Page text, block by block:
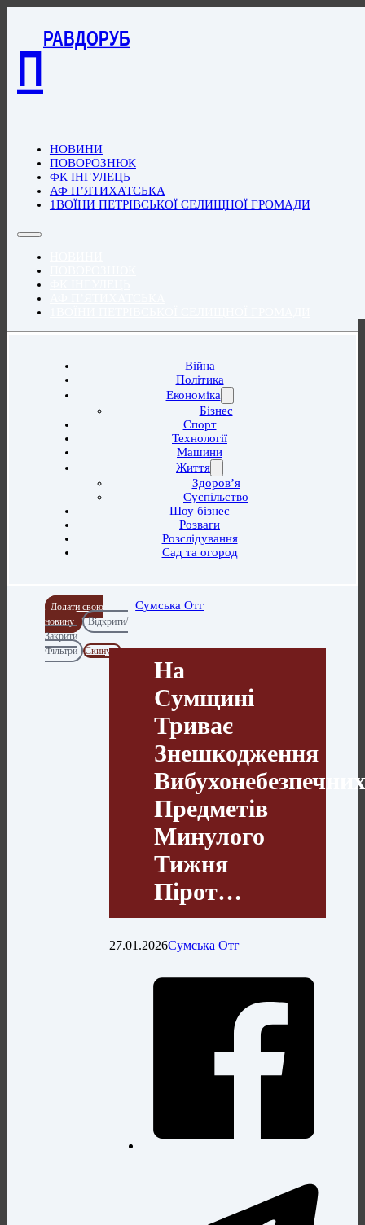
П
РАВДОРУБ
НОВИНИ
ПОВОРОЗНЮК
ФК ІНГУЛЕЦЬ
АФ П’ЯТИХАТСЬКА
1ВОЇНИ ПЕТРІВСЬКОЇ СЕЛИЩНОЇ ГРОМАДИ
Війна
Політика
Економіка
Бізнес
Спорт
Технології
Машини
Життя
Здоров’я
Суспільство
Шоу бізнес
Розваги
Розслідування
Сад та огород
Додати свою
новину
Відкрити/
Закрити
Фільтри
Скинути
Сумська Отг
На
Сумщині
Триває
Знешкодження
Предметів
Минулого
Тижня
Пірот…
27.01.2026Сумська Отг